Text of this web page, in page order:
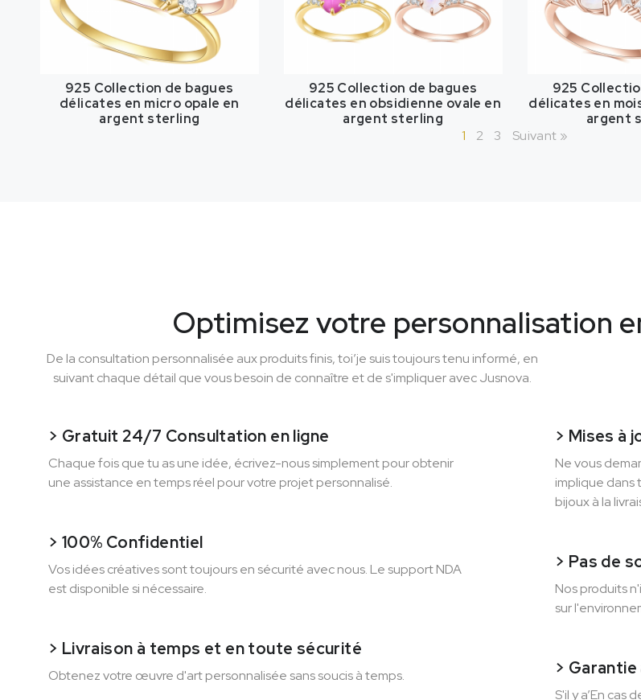
925 Collection de bagues
délicates en micro opale en
argent sterling
925 Collection de bagues
délicates en obsidienne ovale en
argent sterling
925
délicates en
argent
1
2 3 Suivant »
Optimisez votre personnalisation
De la consultation personnalisée aux produits finis, toi’je suis toujours tenu informé, en
suivant chaque détail que vous besoin de connaître et de s'impliquer avec Jusnova.
> Gratuit 24/7 Consultation en ligne
Chaque fois que tu as une idée, écrivez-nous simplement pour obtenir
une assistance en temps réel pour votre projet personnalisé.
> 100% Confidentiel
Vos idées créatives sont toujours en sécurité avec nous. Le support NDA
est disponible si nécessaire.
> Livraison à temps et en toute sécurité
Obtenez votre œuvre d'art personnalisée sans soucis à temps.
> Mises à
Ne vous
implique dans
bijoux à la
> Pas de
Nos produits
sur
>
S'il y a’En